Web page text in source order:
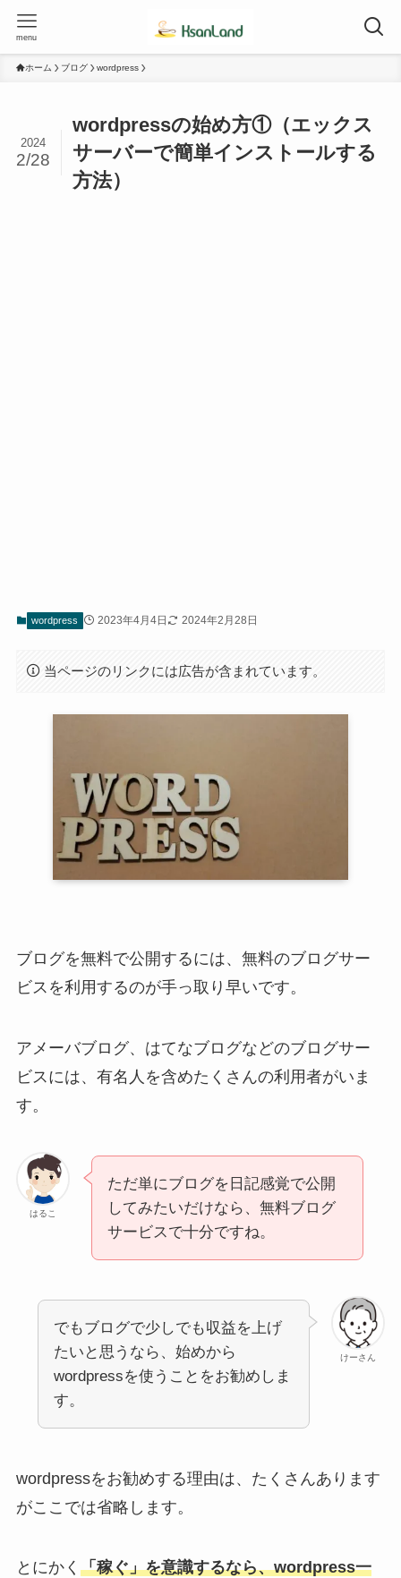
menu
ホーム ブログ wordpress
wordpressの始め方①（エックス
サーバーで簡単インストールする
方法）
2024
2/28
wordpress 2023年4月4日 2024年2月28日
当ページのリンクには広告が含まれています。
ブログを無料で公開するには、無料のブログサー
ビスを利用するのが手っ取り早いです。
アメーバブログ、はてなブログなどのブログサー
ビスには、有名人を含めたくさんの利用者がいま
す。
はるこ
ただ単にブログを日記感覚で公開
してみたいだけなら、無料ブログ
サービスで十分ですね。
けーさん
でもブログで少しでも収益を上げ
たいと思うなら、始めから
wordpressを使うことをお勧めしま
す。
wordpressをお勧めする理由は、たくさんあります
がここでは省略します。
とにかく 「稼ぐ」を意識するなら、wordpress一